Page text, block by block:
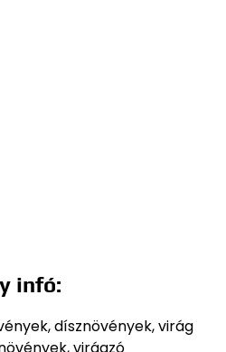
infó:
dísznövények, virág